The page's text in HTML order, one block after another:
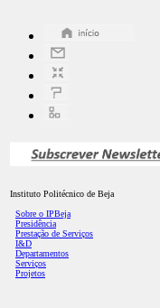
Instituto Politécnico de Beja
Sobre o IPBeja
Presidência
Prestação de Serviços
I&D
Departamentos
Serviços
Projetos